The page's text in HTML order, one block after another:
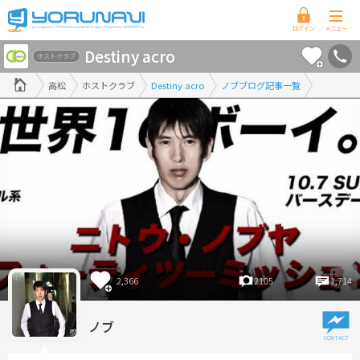
香
川
県
版
高松 ホストクラブ Destiny acro ノブブログ記事一覧
ホストクラブ Destiny acro
2,366 2105 1,714
ノブ